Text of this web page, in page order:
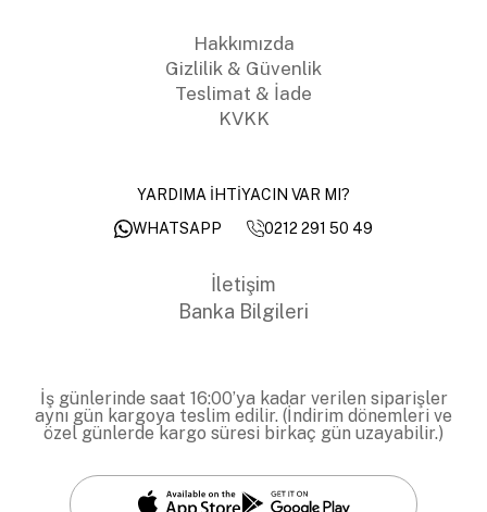
Hakkımızda
Gizlilik & Güvenlik
Teslimat & İade
KVKK
YARDIMA İHTİYACIN VAR MI?
WHATSAPP
0212 291 50 49
İletişim
Banka Bilgileri
İş günlerinde saat 16:00’ya kadar verilen siparişler
aynı gün kargoya teslim edilir. (İndirim dönemleri ve
özel günlerde kargo süresi birkaç gün uzayabilir.)